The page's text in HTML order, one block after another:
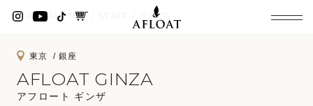
AFLOAT TOP 伊藤 潤
東京 銀座
AFLOAT GINZA
アフロート ギンザ